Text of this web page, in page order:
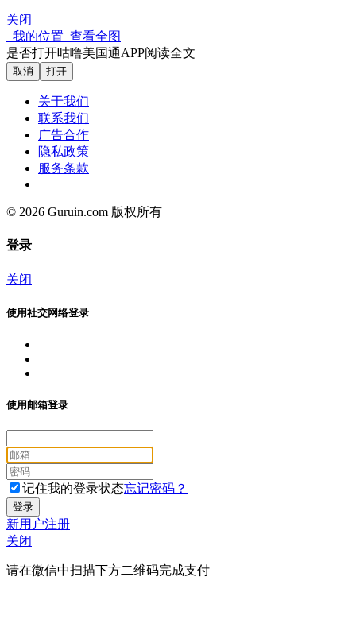
关闭
我的位置 查看全图
是否打开咕噜美国通APP阅读全文
取消 打开
关于我们
联系我们
广告合作
隐私政策
服务条款
© 2026 Guruin.com 版权所有
登录
关闭
使用社交网络登录
使用邮箱登录
记住我的登录状态忘记密码？
新用户注册
关闭
请在微信中扫描下方二维码完成支付